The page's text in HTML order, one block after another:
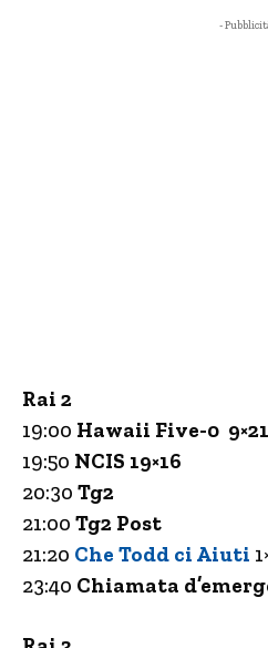
-
Rai 2
19:00 Hawaii Five-0 9×21
19:50 NCIS 19×16
20:30 Tg2
21:00 Tg2 Post
21:20 Che Todd ci Aiuti
23:40 Chiamata